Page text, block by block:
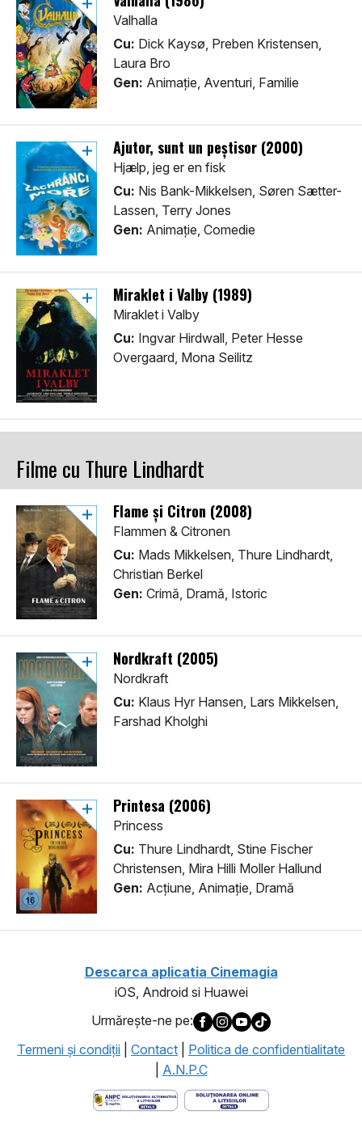
Valhalla
Cu: Dick Kaysø, Preben Kristensen,
Laura Bro
Gen: Animaţie, Aventuri, Familie
Ajutor, sunt un peștisor (2000)
Hjælp, jeg er en fisk
Cu: Nis Bank-Mikkelsen, Søren Sætter-
Lassen, Terry Jones
Gen: Animaţie, Comedie
Miraklet i Valby (1989)
Miraklet i Valby
Cu: Ingvar Hirdwall, Peter Hesse
Overgaard, Mona Seilitz
Filme cu Thure Lindhardt
Flame și Citron (2008)
Flammen & Citronen
Cu: Mads Mikkelsen, Thure Lindhardt,
Christian Berkel
Gen: Crimă, Dramă, Istoric
Nordkraft (2005)
Nordkraft
Cu: Klaus Hyr Hansen, Lars Mikkelsen,
Farshad Kholghi
Printesa (2006)
Princess
Cu: Thure Lindhardt, Stine Fischer
Christensen, Mira Hilli Moller Hallund
Gen: Acţiune, Animaţie, Dramă
Descarca aplicatia Cinemagia
iOS, Android si Huawei
Urmăreşte-ne pe:
Termeni şi condiţii
Contact
Politica de confidentialitate
A.N.P.C